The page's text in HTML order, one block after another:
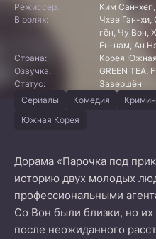
Режиссер:
Ким Сан-
В ролях:
Чхве Ган-
гён, Чу Вон,
Ён-нам, Ан
Страна:
Корея Южная
Озвучка:
GREEN TEA,
Статус:
Завершён
Сериалы
Комедия
Южная Корея
Дорама «Парочка под
историю двух молодых
профессиональными
Со Вон были близки, но
после неожиданного